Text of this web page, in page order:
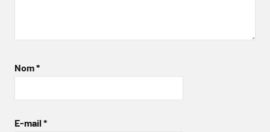
Nom*
E-mail *